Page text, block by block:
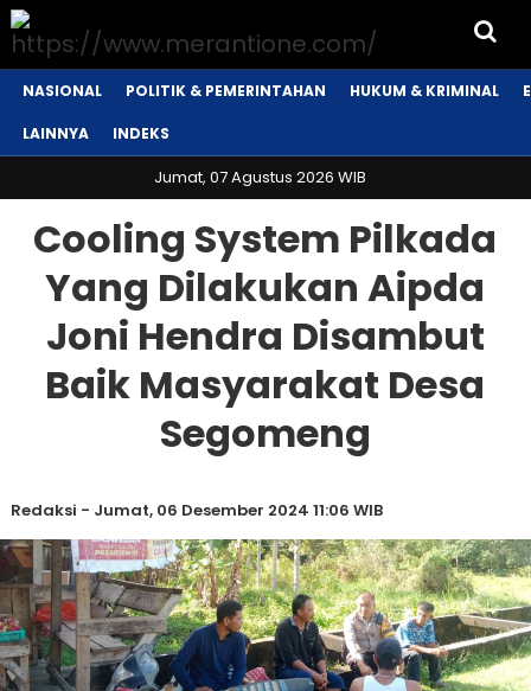
NASIONAL POLITIK & PEMERINTAHAN HUKUM & KRIMINAL
LAINNYA INDEKS
Jumat, 07 Agustus 2026 WIB
Cooling System Pilkada
Yang Dilakukan Aipda
Joni Hendra Disambut
Baik Masyarakat Desa
Segomeng
Redaksi - Jumat, 06 Desember 2024 11:06 WIB